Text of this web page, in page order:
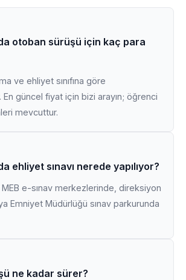
otoban sürüşü için kaç para
ve ehliyet sınıfına göre
güncel fiyat için bizi arayın; öğrenci
mevcuttur.
ehliyet sınavı nerede yapılıyor?
MEB e-sınav merkezlerinde, direksiyon
Emniyet Müdürlüğü sınav parkurunda
ne kadar sürer?